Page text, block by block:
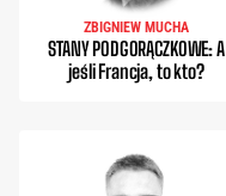
ZBIGNIEW MUCHA
STANY PODGORĄCZKOWE: A
jeśli Francja, to kto?